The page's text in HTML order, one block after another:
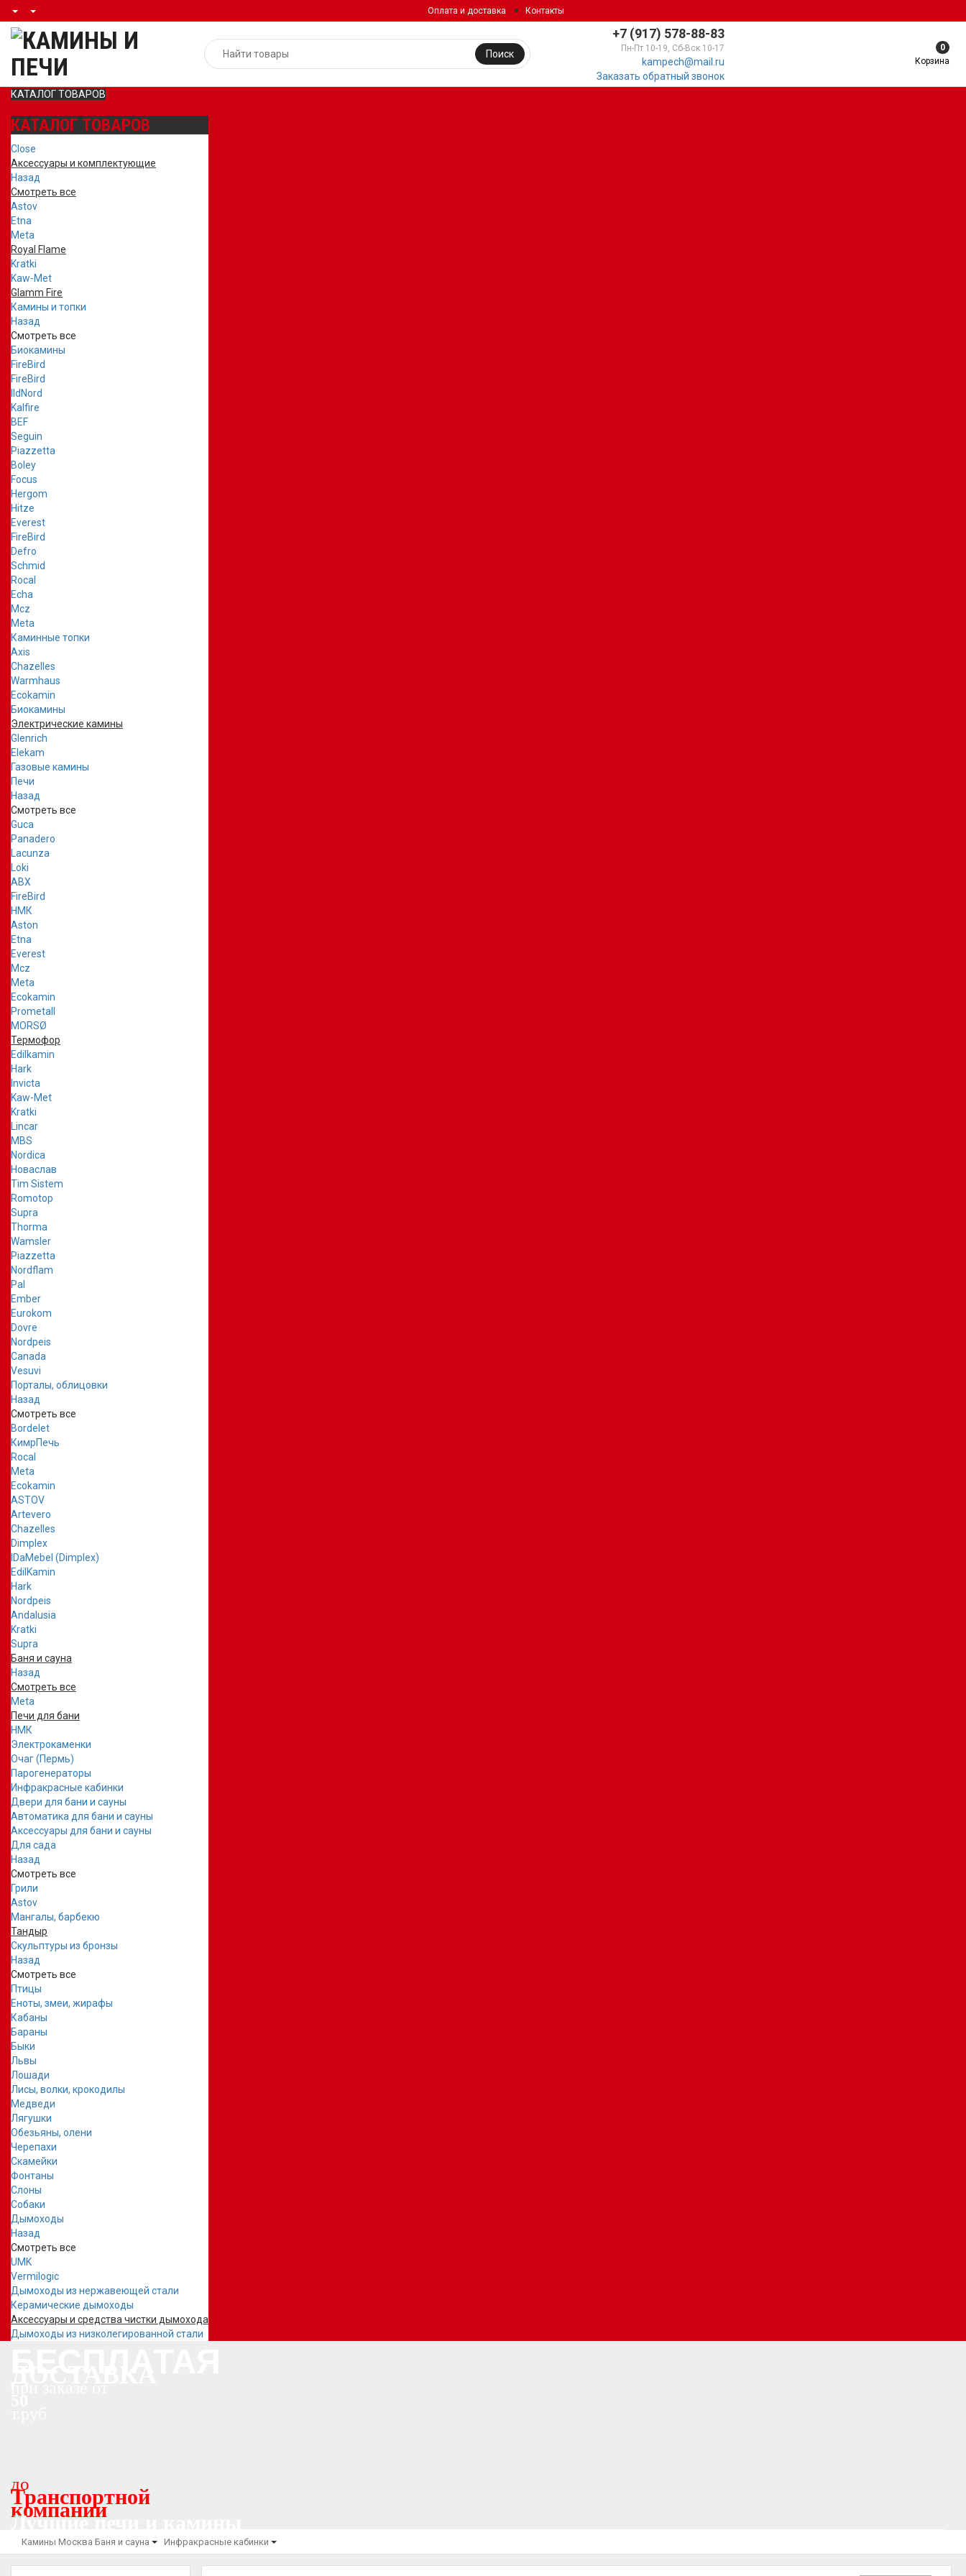
Оплата и доставка Контакты
+7 (917) 578-88-83
Пн-Пт 10-19, Сб-Вск 10-17
kampech@mail.ru
Заказать обратный звонок
Поиск
0
Корзина
КАТАЛОГ ТОВАРОВ
КАТАЛОГ ТОВАРОВ
Close
Аксессуары и комплектующие
Назад
Смотреть все
Astov
Etna
Meta
Royal Flame
Kratki
Kaw-Met
Glamm Fire
Камины и топки
Назад
Смотреть все
Биокамины
FireBird
FireBird
IldNord
Kalfire
BEF
Seguin
Piazzetta
Boley
Focus
Hergom
Hitze
Everest
FireBird
Defro
Schmid
Rocal
Echa
Mcz
Meta
Каминные топки
Axis
Chazelles
Warmhaus
Ecokamin
Биокамины
Электрические камины
Glenrich
Elekam
Газовые камины
Печи
Назад
Смотреть все
Guca
Panadero
Lacunza
Loki
ABX
FireBird
НМК
Aston
Etna
Everest
Mcz
Meta
Ecokamin
Prometall
MORSØ
Термофор
Edilkamin
Hark
Invicta
Kaw-Met
Kratki
Lincar
MBS
Nordica
Новаслав
Tim Sistem
Romotop
Supra
Thorma
Wamsler
Piazzetta
Nordflam
Pal
Ember
Eurokom
Dovre
Nordpeis
Canada
Vesuvi
Порталы, облицовки
Назад
Смотреть все
Bordelet
КимрПечь
Rocal
Meta
Ecokamin
ASTOV
Artevero
Chazelles
Dimplex
IDaMebel (Dimplex)
EdilKamin
Hark
Nordpeis
Andalusia
Kratki
Supra
Баня и сауна
Назад
Смотреть все
Meta
Печи для бани
НМК
Электрокаменки
Очаг (Пермь)
Парогенераторы
Инфракрасные кабинки
Двери для бани и сауны
Автоматика для бани и сауны
Аксессуары для бани и сауны
Для сада
Назад
Смотреть все
Грили
Astov
Мангалы, барбекю
Тандыр
Скульптуры из бронзы
Назад
Смотреть все
Птицы
Еноты, змеи, жирафы
Кабаны
Бараны
Быки
Львы
Лошади
Лисы, волки, крокодилы
Медведи
Лягушки
Обезьяны, олени
Черепахи
Скамейки
Фонтаны
Слоны
Собаки
Дымоходы
Назад
Смотреть все
UMK
Vermilogic
Дымоходы из нержавеющей стали
Керамические дымоходы
Аксессуары и средства чистки дымохода
Дымоходы из низколегированной стали
до
Транспортной
компании
Лучшие печи и камины
Камины Москва Баня и сауна Инфракрасные кабинки